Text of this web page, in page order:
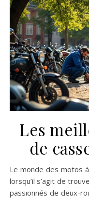
Les
de
Le monde des motos à Lyon est vibrant et animé, surtout
lorsqu’il s’agit de
passionnés de deux-